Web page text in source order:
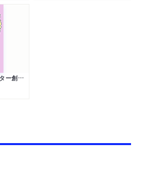
７日でできるキャラクター創作入門